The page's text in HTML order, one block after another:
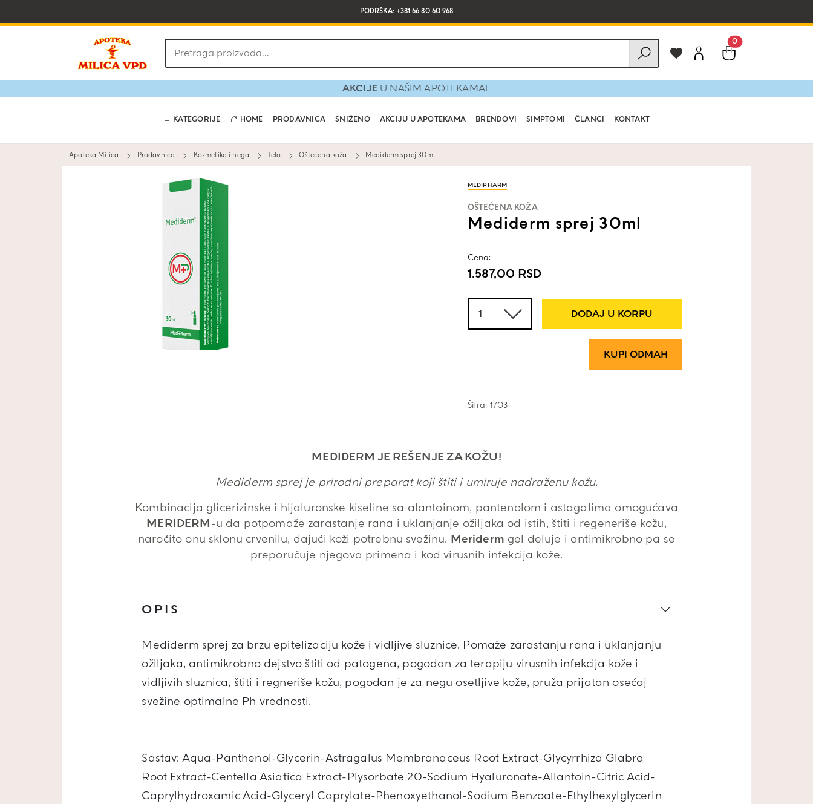
PODRŠKA: +381 66 80 60 968
Pretraga
proizvoda
0
AKCIJEU NAŠIM APOTEKAMA!
KATEGORIJE HOME PRODAVNICA SNIŽENO AKCIJU U APOTEKAMA BRENDOVI SIMPTOMI ČLANCI KONTAKT
Apoteka Milica Prodavnica Kozmetika i nega Telo Oštećena koža Mediderm sprej 30ml
MEDIPHARM
OŠTEĆENA KOŽA
Mediderm sprej 30ml
Cena:
1.587,00 RSD
DODAJ U KORPU
KUPI ODMAH
Šifra: 1703
MEDIDERM JE REŠENJE ZA KOŽU!
Mediderm sprej je prirodni preparat koji štiti i umiruje nadraženu kožu.
Kombinacija glicerizinske i hijaluronske kiseline sa alantoinom, pantenolom i astagalima omogućava
MERIDERM-u da potpomaže zarastanje rana i uklanjanje ožiljaka od istih, štiti i regeneriše kožu,
naročito onu sklonu crvenilu, dajući koži potrebnu svežinu. Meriderm gel deluje i antimikrobno pa se
preporučuje njegova primena i kod virusnih infekcija kože.
OPIS
Mediderm sprej za brzu epitelizaciju kože i vidljive sluznice. Pomaže zarastanju rana i uklanjanju
ožiljaka, antimikrobno dejstvo štiti od patogena, pogodan za terapiju virusnih infekcija kože i
vidljivih sluznica, štiti i regneriše kožu, pogodan je za negu osetljive kože, pruža prijatan osećaj
svežine optimalne Ph vrednosti.
Sastav: Aqua-Panthenol-Glycerin-Astragalus Membranaceus Root Extract-Glycyrrhiza Glabra
Root Extract-Centella Asiatica Extract-Plysorbate 20-Sodium Hyaluronate-Allantoin-Citric Acid-
Caprylhydroxamic Acid-Glyceryl Caprylate-Phenoxyethanol-Sodium Benzoate-Ethylhexylglycerin